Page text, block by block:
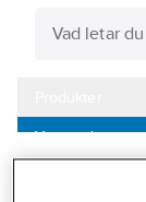
Varumärken